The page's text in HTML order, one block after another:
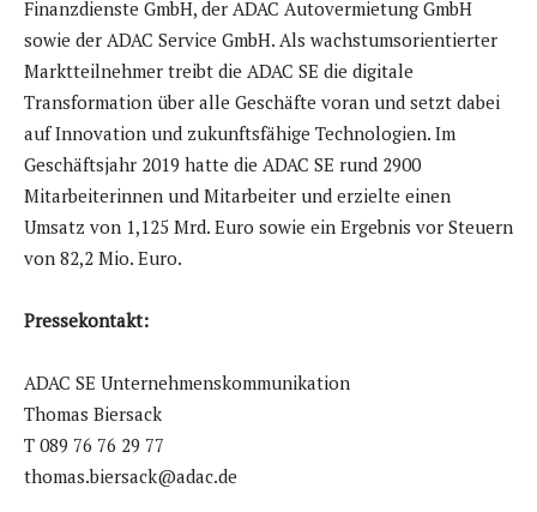
Finanzdienste GmbH, der ADAC Autovermietung GmbH
sowie der ADAC Service GmbH. Als wachstumsorientierter
Marktteilnehmer treibt die ADAC SE die digitale
Transformation über alle Geschäfte voran und setzt dabei
auf Innovation und zukunftsfähige Technologien. Im
Geschäftsjahr 2019 hatte die ADAC SE rund 2900
Mitarbeiterinnen und Mitarbeiter und erzielte einen
Umsatz von 1,125 Mrd. Euro sowie ein Ergebnis vor Steuern
von 82,2 Mio. Euro.
Pressekontakt:
ADAC SE Unternehmenskommunikation
Thomas Biersack
T 089 76 76 29 77
thomas.biersack@adac.de